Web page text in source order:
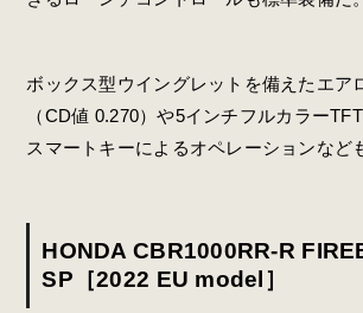
ボックス型ウイングレットを備えたエア
（CD値 0.270）や5インチフルカラー
スマートキーによるオペレーションなど
HONDA CBR1000RR-R
SP［2022 EU model］